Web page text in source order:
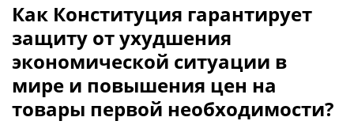
Как Конституция гарантирует
защиту от ухудшения
экономической ситуации в
мире и повышения цен на
товары первой необходимости?